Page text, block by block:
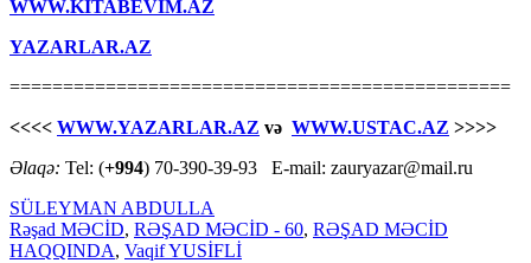
WWW.KİTABEVİM.AZ
YAZARLAR.AZ
===============================================
<<<< WWW.YAZARLAR.AZ və WWW.USTAC.AZ >>>>
Əlaqə: Tel: (+994) 70-390-39-93 E-mail: zauryazar@mail.ru
SÜLEYMAN ABDULLA
Rəşad MƏCİD, RƏŞAD MƏCİD - 60, RƏŞAD MƏCİD
HAQQINDA, Vaqif YUSİFLİ